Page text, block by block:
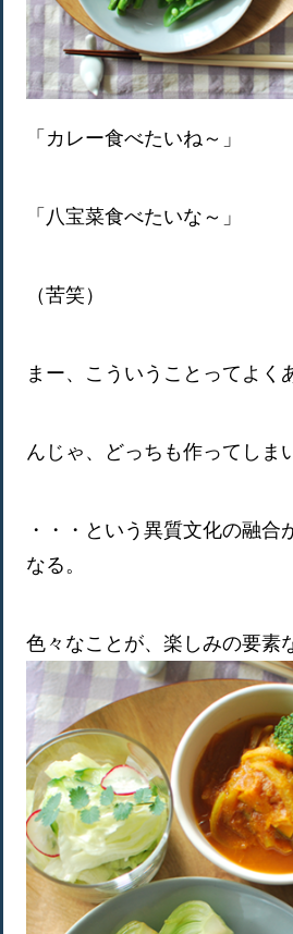
「カレー食べたいね～」
「八宝菜食べたいな～」
（苦笑）
まー、こういうことってよく
んじゃ、どっちも作ってしま
・・・という異質文化の融合
なる。
色々なことが、楽しみの要素